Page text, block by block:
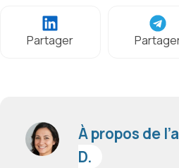
Partager
À propos de
D.